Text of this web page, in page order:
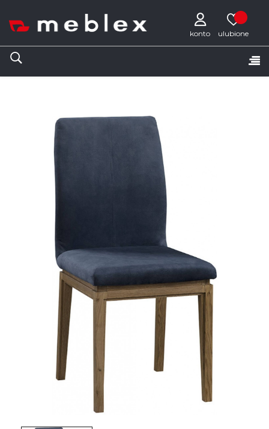
konto
☰